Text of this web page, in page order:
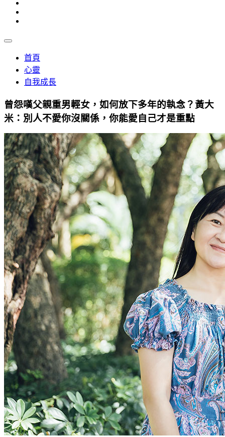
首頁
心靈
自我成長
曾怨嘆父親重男輕女，如何放下多年的執念？黃大
米：別人不愛你沒關係，你能愛自己才是重點